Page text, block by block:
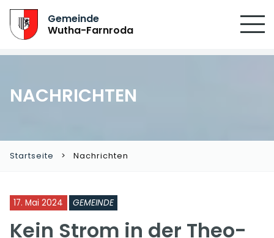
Gemeinde
Wutha-Farnroda
NACHRICHTEN
Startseite Nachrichten
17. Mai 2024 GEMEINDE
Kein Strom in der Theo-